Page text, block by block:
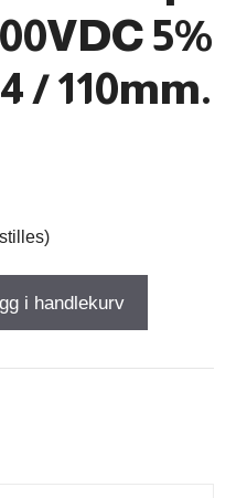
5%
/ 110mm.
i handlekurv